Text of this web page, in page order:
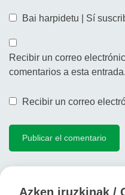
Bai harpidetu | Sí
Recibir un correo
comentarios a esta entrada.
Recibir un correo
Azken iruzkinak /